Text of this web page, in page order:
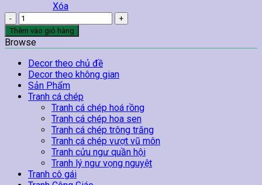
Xóa
Tranh
Hoa
Sen
Treo
Tường
03
số
lượng
Thêm vào giỏ hàng
Browse
Decor theo chủ đề
Decor theo không gian
Sản Phẩm
Tranh cá chép
Tranh cá chép hoá rồng
Tranh cá chép hoa sen
Tranh cá chép trông trăng
Tranh cá chép vượt vũ môn
Tranh cửu ngư quần hội
Tranh lý ngư vọng nguyệt
Tranh cô gái